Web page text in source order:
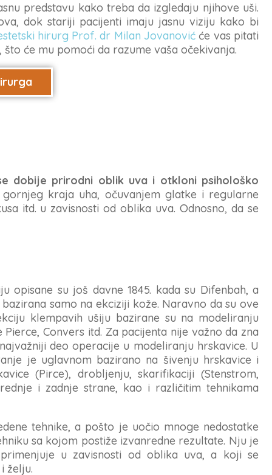
predstavu kako treba da izgledaju njihove uši.
dok stariji pacijenti imaju jasnu viziju kako bi
hirurg Prof. dr Milan Jovanović će vas pitati
će mu pomoći da razume vaša očekivanja.
dobije prirodni oblik uva i otkloni psihološko
kraja uha, očuvanjem glatke i regularne
itd. u zavisnosti od oblika uva. Odnosno, da se
opisane su još davne 1845. kada su Difenbah, a
samo na ekciziji kože. Naravno da su ove
klempavih ušiju bazirane su na modeliranju
Convers itd. Za pacijenta nije važno da zna
deo operacije u modeliranju hrskavice. U
je uglavnom bazirano na šivenju hrskavice i
(Pirce), drobljenju, skarifikaciji (Stenstrom,
i zadnje strane, kao i različitim tehnikama
tehnike, a pošto je uočio mnoge nedostatke
sa kojom postiže izvanredne rezultate. Nju je
u zavisnosti od oblika uva, a koji se
želju.